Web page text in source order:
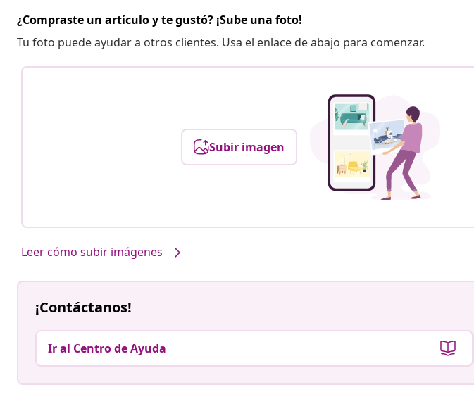
¿Compraste un artículo y te gustó? ¡Sube una foto!
Tu foto puede ayudar a otros clientes. Usa el enlace de abajo para comenzar.
Subir imagen
Leer cómo subir imágenes
¡Contáctanos!
Ir al Centro de Ayuda